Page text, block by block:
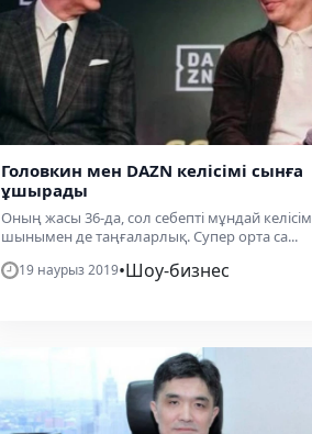
Головкин мен DAZN келісімі сынға
ұшырады
Оның жасы 36-да, сол себепті мұндай келісім
шынымен де таңғаларлық. Супер орта са...
19 наурыз 2019•Шоу-бизнес